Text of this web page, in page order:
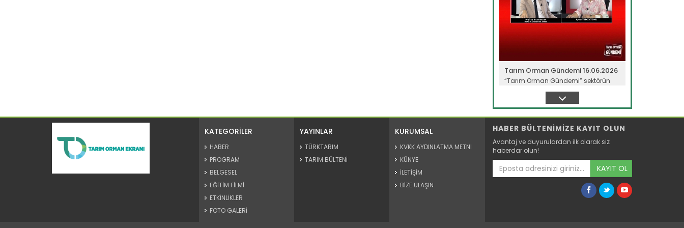
Tarım Orman Gündemi 16.06.2026
“Tarım Orman Gündemi” sektörün
Tarım Orman Gündemi 15.06.2026
KATEGORİLER
HABER
PROGRAM
BELGESEL
EĞİTİM FİLMİ
ETKİNLİKLER
FOTO GALERİ
YAYINLAR
TÜRKTARIM
TARIM BÜLTENİ
KURUMSAL
KVKK AYDINLATMA METNİ
KÜNYE
İLETİŞİM
BİZE ULAŞIN
HABER BÜLTENİMİZE KAYIT OLUN
Avantaj ve duyurulardan ilk olarak siz
haberdar olun!
KAYIT OL